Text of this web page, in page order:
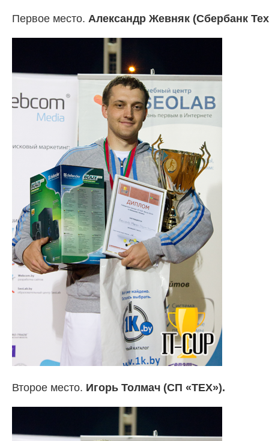
Первое место. Александр Жевняк (Сбербанк
Второе место. Игорь Толмач (СП «ТЕХ»).